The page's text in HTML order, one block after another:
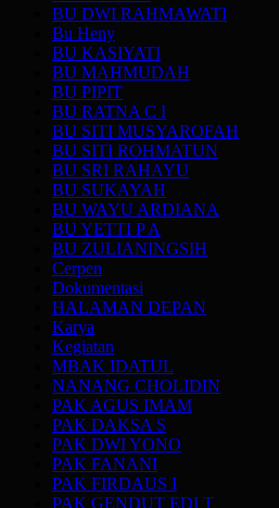
BU DWI RAHMAWATI
Bu Heny
BU KASIYATI
BU MAHMUDAH
BU PIPIT
BU RATNA C I
BU SITI MUSYAROFAH
BU SITI ROHMATUN
BU SRI RAHAYU
BU SUKAYAH
BU WAYU ARDIANA
BU YETTI P A
BU ZULIANINGSIH
Cerpen
Dokumentasi
HALAMAN DEPAN
Karya
Kegiatan
MBAK IDATUL
NANANG CHOLIDIN
PAK AGUS IMAM
PAK DAKSA S
PAK DWI YONO
PAK FANANI
PAK FIRDAUS I
PAK GENDUT EDI T